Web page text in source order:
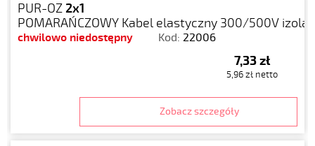
PUR-OZ2x1
POMARAŃCZOWY Kabel elastyczny 300/500V
chwilowo niedostępny Kod: 22006
7,33 zł
5,96 zł netto
Zobacz szczegóły